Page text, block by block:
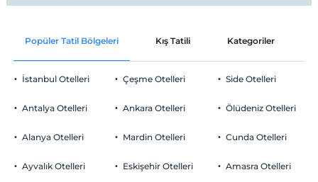
Popüler Tatil Bölgeleri Kış Tatili Kategoriler
İstanbul Otelleri
Antalya Otelleri
Alanya Otelleri
Ayvalık Otelleri
Çeşme Otelleri
Ankara Otelleri
Mardin Otelleri
Eskişehir Otelleri
Side Otelleri
Ölüdeniz Otelleri
Cunda Otelleri
Amasra Otelleri